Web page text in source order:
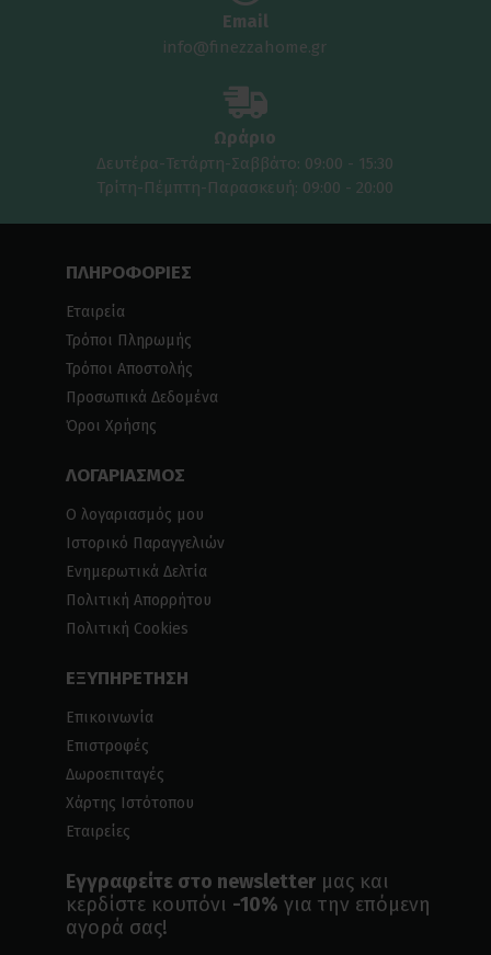
Email
info@finezzahome.gr
Ωράριο
Δευτέρα-Τετάρτη-Σαββάτο: 09:00 - 15:30
Τρίτη-Πέμπτη-Παρασκευή: 09:00 - 20:00
ΠΛΗΡΟΦΟΡΙΕΣ
Εταιρεία
Τρόποι Πληρωμής
Τρόποι Αποστολής
Προσωπικά Δεδομένα
Όροι Χρήσης
ΛΟΓΑΡΙΑΣΜΟΣ
Ο λογαριασμός μου
Ιστορικό Παραγγελιών
Ενημερωτικά Δελτία
Πολιτική Απορρήτου
Πολιτική Cookies
ΕΞΥΠΗΡΕΤΗΣΗ
Επικοινωνία
Επιστροφές
Δωροεπιταγές
Χάρτης Ιστότοπου
Εταιρείες
Εγγραφείτε στο newsletter μας και
κερδίστε κουπόνι -10% για την επόμενη
αγορά σας!